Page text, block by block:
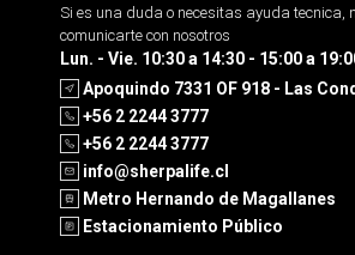
Si es una duda o necesitas ayuda tecnica,
comunicarte con nosotros
Lun. - Vie. 10:30 a 14:30 - 15:00 a
Apoquindo 7331 OF 918 - Las
+56 2 2244 3777
+56 2 2244 3777
info@sherpalife.cl
Metro Hernando de Magallanes
Estacionamiento Público